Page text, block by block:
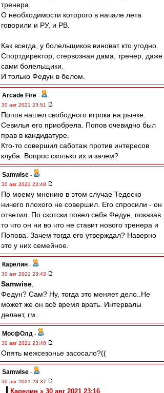
тренера.
О необходимости которого в начале лета
говорили и РУ, и РВ.
Как всегда, у болельщиков виноват кто угодно.
Спортдиректор, стервозная дама, тренер, даже
сами болельщики.
И только Федун в белом.
Arcade Fire -
30 авг 2021 23:51
Попов нашел свободного игрока на рынке.
Севилья его приобрела. Попов очевидно был
прав в кандидатуре.
Кто-то совершил саботаж против интересов
клуба. Вопрос сколько их и зачем?
Samwise -
30 авг 2021 23:48
По моему мнению в этом случае Тедеско
ничего плохого не совершил. Его спросили - он
ответил. По скотски повел себя Федун, показав
то что он ни во что не ставит нового тренера и
Попова. Зачем тогда его утверждал? Наверно
это у них семейное.
Карелин -
30 авг 2021 23:43
Samwise
Федун? Сам? Ну, тогда это меняет дело..Не
может же он всё время врать. Интервалы
делает, гм..
МосфОлд -
30 авг 2021 23:40
Опять межсезонье засосало?((
Samwise -
30 авг 2021 23:37
Карелин » 30 авг 2021 23:16